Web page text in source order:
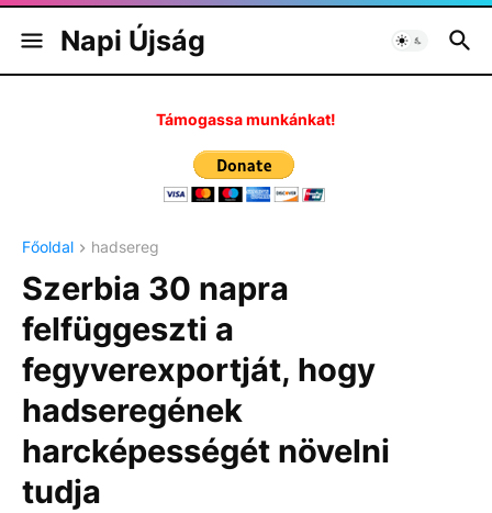
Napi Újság
Támogassa munkánkat!
Főoldal hadsereg
Szerbia 30 napra
felfüggeszti a
fegyverexportját, hogy
hadseregének
harcképességét növelni
tudja